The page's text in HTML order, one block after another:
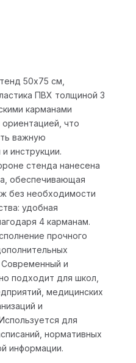
50х75 см,
ПВХ толщиной 3
карманами
что
важную
инструкции.
стенда нанесена
обеспечивающая
без необходимости
удобная
4 карманам.
прочного
Современный и
подходит для школ,
медицинских
и
для
нормативных
информации.